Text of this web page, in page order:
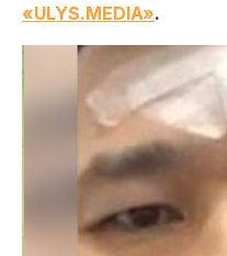
«ULYS.MEDIA».